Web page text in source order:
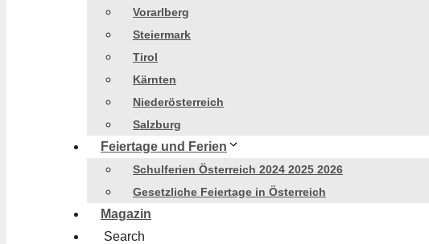
Vorarlberg
Steiermark
Tirol
Kärnten
Niederösterreich
Salzburg
Feiertage und Ferien
Schulferien Österreich 2024 2025 2026
Gesetzliche Feiertage in Österreich
Magazin
Search